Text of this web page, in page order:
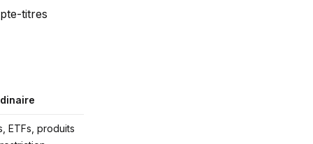
titres
ETFs, produits